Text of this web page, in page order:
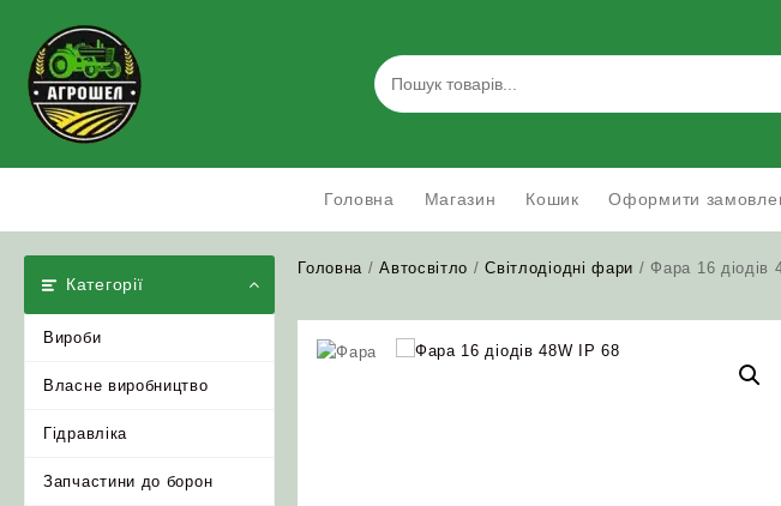
content
Головна Магазин Кошик Оформити
Категорії
Вироби
Власне виробництво
Гідравліка
Запчастини до борон
Головна /Автосвітло /Світлодіодні фари / Фара 16